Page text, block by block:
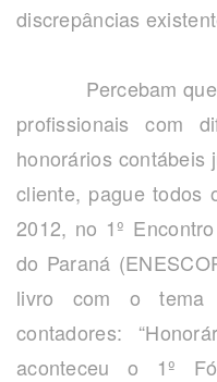
discrepâncias
Percebam que
profissionais com
honorários contábeis
cliente, pague todos
2012, no 1º
do Paraná
livro com o tema
contadores:
aconteceu o 1º